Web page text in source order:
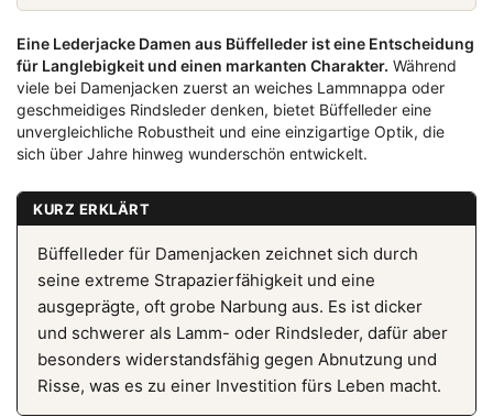
Eine Lederjacke Damen aus Büffelleder ist eine Entscheidung
für Langlebigkeit und einen markanten Charakter. Während
viele bei Damenjacken zuerst an weiches Lammnappa oder
geschmeidiges Rindsleder denken, bietet Büffelleder eine
unvergleichliche Robustheit und eine einzigartige Optik, die
sich über Jahre hinweg wunderschön entwickelt.
KURZ ERKLÄRT
Büffelleder für Damenjacken zeichnet sich durch
seine extreme Strapazierfähigkeit und eine
ausgeprägte, oft grobe Narbung aus. Es ist dicker
und schwerer als Lamm- oder Rindsleder, dafür aber
besonders widerstandsfähig gegen Abnutzung und
Risse, was es zu einer Investition fürs Leben macht.